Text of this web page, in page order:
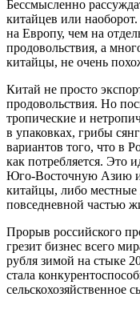
Бессмысленно
китайцев или
на Европу, чем на
продовольствия, а
китайцы, не очень
Китай не просто
продовольствия. Но
тропические и
в упаковках, грибы
вариантов того, что в
как потребляется. Это
Юго-Восточную Азию и
китайцы, либо
повседневной частью
Прорыв российского
грезит бизнес всего
рубля зимой на стыке
стала